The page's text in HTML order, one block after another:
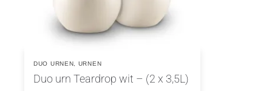
DUO URNEN URNEN
Duo urn Teardrop wit – (2 x 3,5L)